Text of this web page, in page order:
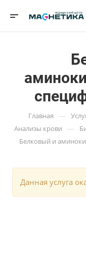
Главная —
Анализы крови —
Белковый и
Данная услуга